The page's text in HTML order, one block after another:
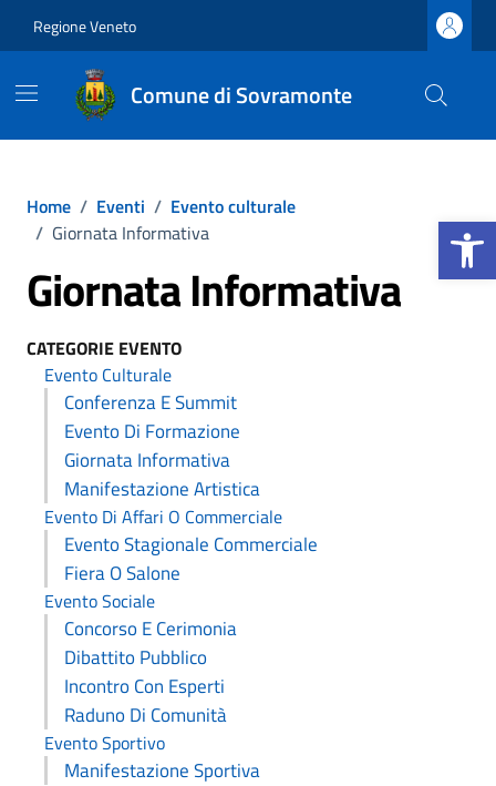
Apri la
Regione Veneto
Comune di Sovramonte
Home / Eventi / Evento culturale
/ Giornata Informativa
Giornata Informativa
CATEGORIE EVENTO
Evento Culturale
Conferenza E Summit
Evento Di Formazione
Giornata Informativa
Manifestazione Artistica
Evento Di Affari O Commerciale
Evento Stagionale Commerciale
Fiera O Salone
Evento Sociale
Concorso E Cerimonia
Dibattito Pubblico
Incontro Con Esperti
Raduno Di Comunità
Evento Sportivo
Manifestazione Sportiva